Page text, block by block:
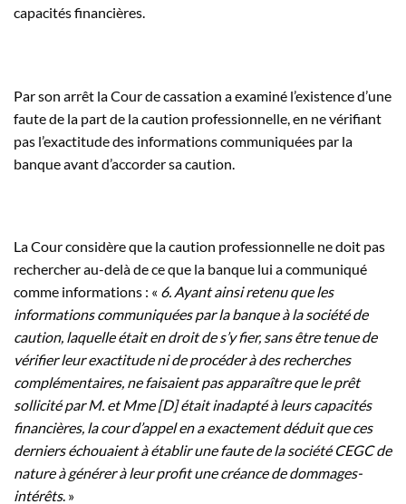
capacités financières.
Par son arrêt la Cour de cassation a examiné l’existence d’une
faute de la part de la caution professionnelle, en ne vérifiant
pas l’exactitude des informations communiquées par la
banque avant d’accorder sa caution.
La Cour considère que la caution professionnelle ne doit pas
rechercher au-delà de ce que la banque lui a communiqué
comme informations : « 6. Ayant ainsi retenu que les
informations communiquées par la banque à la société de
caution, laquelle était en droit de s’y fier, sans être tenue de
vérifier leur exactitude ni de procéder à des recherches
complémentaires, ne faisaient pas apparaître que le prêt
sollicité par M. et Mme [D] était inadapté à leurs capacités
financières, la cour d’appel en a exactement déduit que ces
derniers échouaient à établir une faute de la société CEGC de
nature à générer à leur profit une créance de dommages-
intérêts. »